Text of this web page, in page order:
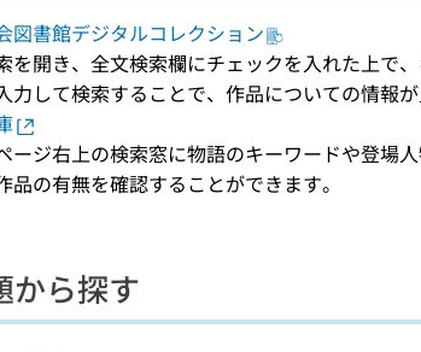
図書館デジタルコレクション
を開き、全文検索欄にチェックを入れた上で
力して検索することで、作品についての情報
ージ右上の検索窓に物語のキーワードや登場
品の有無を確認することができます。
から探す